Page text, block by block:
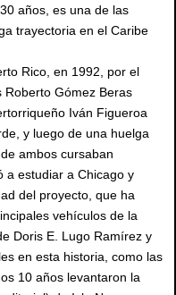
años, es una de las
trayectoria en el Caribe
Rico, en 1992, por el
Roberto Gómez Beras
Iván Figueroa
y luego de una huelga
ambos cursaban
a estudiar a Chicago y
del proyecto, que ha
vehículos de la
Doris E. Lugo Ramírez y
en esta historia, como las
10 años levantaron la